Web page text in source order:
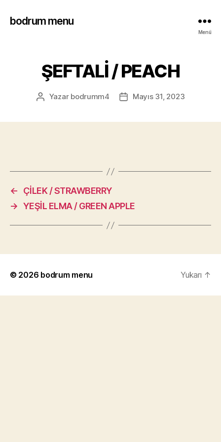
bodrum menu
Menü
ŞEFTALİ / PEACH
Yazar bodrumm4 Mayıs 31, 2023
←
ÇİLEK / STRAWBERRY
→ YEŞİL ELMA / GREEN APPLE
© 2026 bodrum menu Yukarı ↑